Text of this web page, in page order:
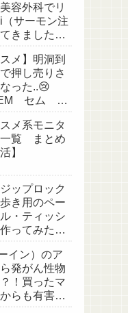
容外科でリ
（サーモン注
きました。
メ】明洞到
押し売りさ
った..😢
セム に
メ系モニタ
一覧 まとめ
】
ジップロック
き用のペー
・ティッシ
ってみた！
イン）のア
発がん性物
！買ったマ
らも有害物